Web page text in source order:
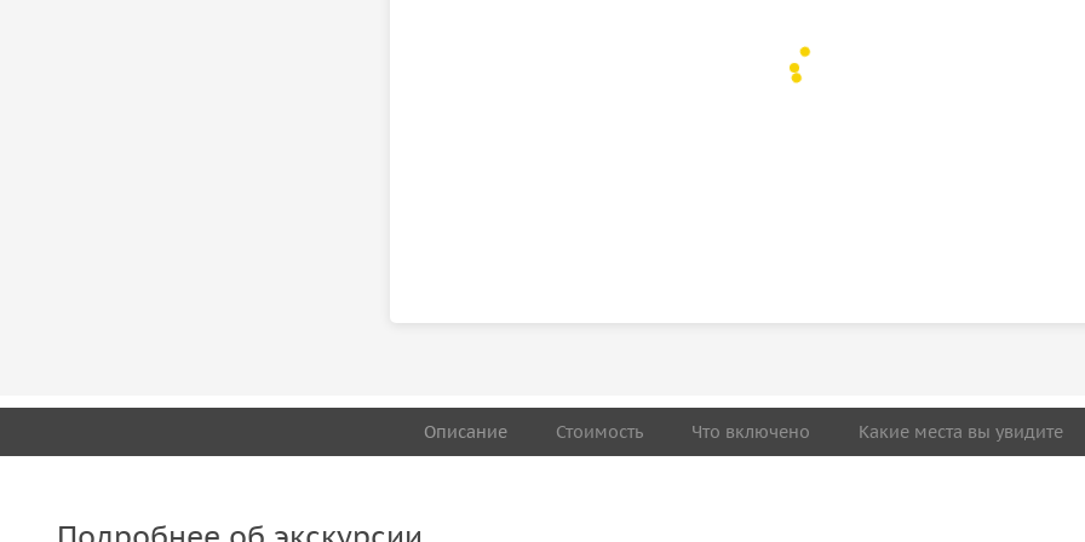
Описание Стоимость Что включено Какие места вы увидите